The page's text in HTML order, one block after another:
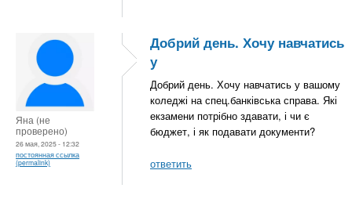
Яна (не
проверено)
26 мая, 2025 - 12:32
постоянная ссылка
(permalink)
Добрий день. Хочу навчатись
у
Добрий день. Хочу навчатись у вашому
коледжі на спец.банківська справа. Які
екзамени потрібно здавати, і чи є
бюджет, і як подавати документи?
ответить